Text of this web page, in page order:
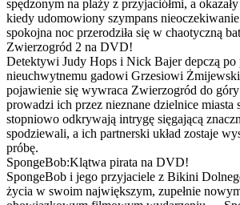
spędzonym na plaży z przyjaciółmi, a
kiedy udomowiony szympans nieoczekiwanie
spokojna noc przerodziła się w chaotyczną
Zwierzogród 2 na DVD!
Detektywi Judy Hops i Nick Bajer depczą po
nieuchwytnemu gadowi Grzesiowi
pojawienie się wywraca Zwierzogród do
prowadzi ich przez nieznane dzielnice miasta
stopniowo odkrywają intrygę sięgającą
spodziewali, a ich partnerski układ zostaje
próbę.
SpongeBob:Klątwa pirata na DVD!
SpongeBob i jego przyjaciele z Bikini
życia w swoim największym, zupełnie